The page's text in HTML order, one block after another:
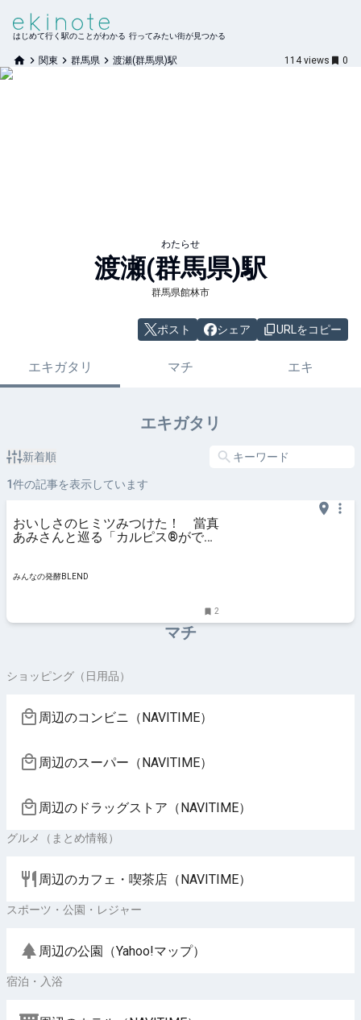
はじめて行く駅のことがわかる 行ってみたい街が見つかる
関東 群馬県 渡瀬(群馬県)駅 114 views 0
わたらせ
渡瀬(群馬県)駅
群馬県館林市
ポスト シェア URLをコピー
エキガタリ マチ エキ
エキガタリ
新着順
1件の記事を表示しています
おいしさのヒミツみつけた！ 當真
あみさんと巡る「カルピス®ができ
ン）
みんなの発酵BLEND
2
マチ
ショッピング（日用品）
周辺のコンビニ（NAVITIME）
周辺のスーパー（NAVITIME）
周辺のドラッグストア（NAVITIME）
グルメ（まとめ情報）
周辺のカフェ・喫茶店（NAVITIME）
スポーツ・公園・レジャー
周辺の公園（Yahoo!マップ）
宿泊・入浴